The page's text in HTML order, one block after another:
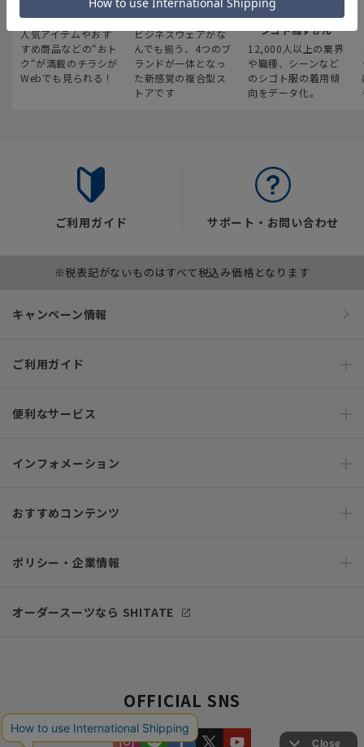
最新のお買い得情報
人気アイテムやおす
すめ商品などの“おト
ク“が満載のチラシが
Webでも見られる！
スーツスクエア
ビジネスウェアがな
んでも揃う、4つのブ
ランドが一体となっ
た新感覚の複合型ス
トアです
みんなの
シゴト服ずかん
12,000人以上の業界
や職種、シーンなど
のシゴト服の着用傾
向をデータ化。
ご利用ガイド サポート・お問い合わせ
※税表記がないものはすべて税込み価格となります
キャンペーン情報
ご利用ガイド
便利なサービス
インフォメーション
おすすめコンテンツ
ポリシー・企業情報
オーダースーツなら SHITATE
OFFICIAL SNS